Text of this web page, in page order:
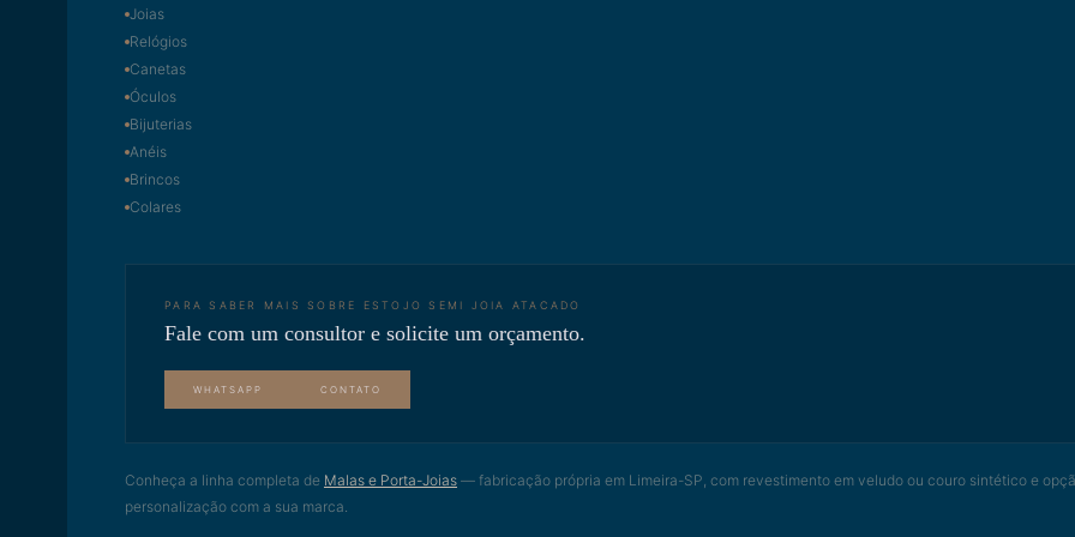
Joias
Relógios
Canetas
Óculos
Bijuterias
Anéis
Brincos
Colares
PARA SABER MAIS SOBRE ESTOJO SEMI JOIA ATACADO
Fale com um consultor e solicite um orçamento.
WHATSAPP CONTATO
Conheça a linha completa de Malas e Porta-Joias — fabricação própria em Limeira-SP, com revestimento em veludo ou couro sintético e
personalização com a sua marca.